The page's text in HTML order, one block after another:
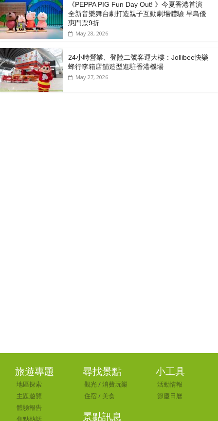
《PEPPA PIG Fun Day Out! 》今夏香港首演
全新音樂舞台劇打造親子互動劇場體驗 早鳥優
惠門票9折
May 28, 2026
24小時營業、登陸二號客運大樓：Jollibee快樂
蜂行李箱店舖造型進駐香港機場
May 27, 2026
旅遊專題
地區探索
主題遊覽
體驗報告
焦點熱話
尋找景點
觀光 /消費玩樂
住宿 / 美食
景點訊息
小工具
活動情報
節慶日曆